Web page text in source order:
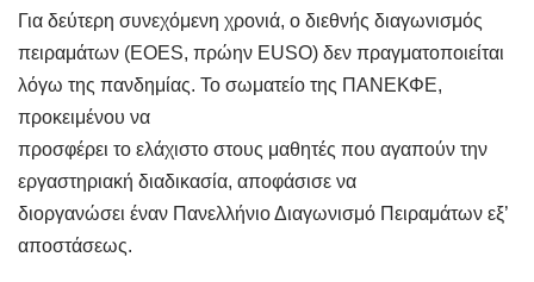
Για δεύτερη συνεχόμενη χρονιά, ο διεθνής διαγωνισμός
πειραμάτων (EOES, πρώην EUSO) δεν πραγματοποιείται
λόγω της πανδημίας. Το σωματείο της ΠΑΝΕΚΦΕ,
προκειμένου να
προσφέρει το ελάχιστο στους μαθητές που αγαπούν την
εργαστηριακή διαδικασία, αποφάσισε να
διοργανώσει έναν Πανελλήνιο Διαγωνισμό Πειραμάτων εξ’
αποστάσεως.